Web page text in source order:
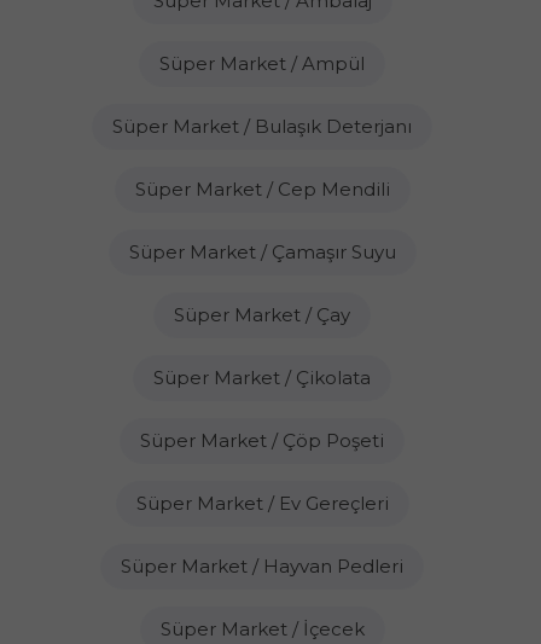
Süper Market / Ampül
Süper Market / Bulaşık Deterjanı
Süper Market / Cep Mendili
Süper Market / Çamaşır Suyu
Süper Market / Çay
Süper Market / Çikolata
Süper Market / Çöp Poşeti
Süper Market / Ev Gereçleri
Süper Market / Hayvan Pedleri
Süper Market / İçecek